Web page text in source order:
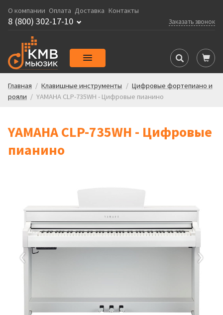
О компании Оплата Доставка Контакты
Заказать звонок
8 (800) 302-17-10
Главная / Клавишные инструменты / Цифровые фортепиано и
рояли / YAMAHA CLP-735WH - Цифровые пианино
YAMAHA CLP-735WH - Цифровые
пианино
‹ ›